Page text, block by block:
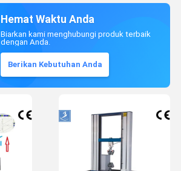
Hemat Waktu Anda
Biarkan kami menghubungi produk terbaik
dengan Anda.
Berikan Kebutuhan Anda